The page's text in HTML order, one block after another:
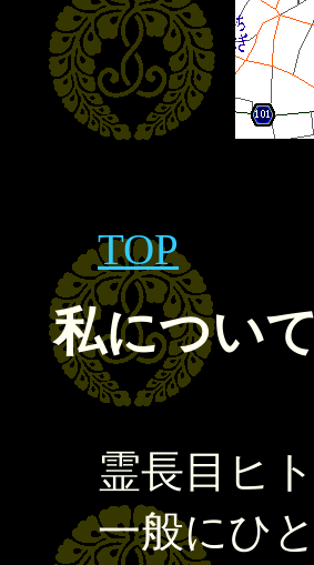
TOP
私につい
霊長目ヒ
一般にひ